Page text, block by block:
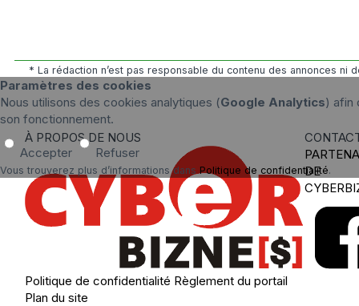
* La rédaction n’est pas responsable du contenu des annonces ni
Paramètres des cookies
Nous utilisons des cookies analytiques (Google Analytics) afin
son fonctionnement.
Accepter Refuser
Vous trouverez plus d’informations dansPolitique de confidentialité.
À PROPOS DE NOUS
Politique de confidentialité Règlement du portail
Plan du site
DE